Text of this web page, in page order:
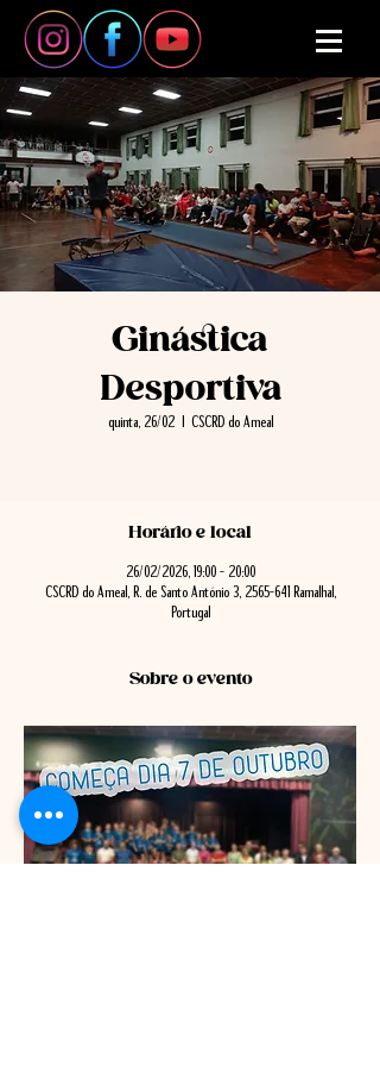
Ginástica
Desportiva
quinta, 26/02
  |
CSCRD do Ameal
Horário e local
26/02/2026, 19:00 – 20:00
CSCRD do Ameal, R. de Santo António 3, 2565-641 Ramalhal,
Portugal
Sobre o evento